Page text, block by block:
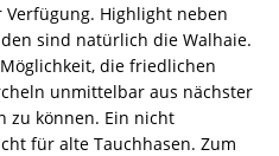
Highlight neben
sind natürlich die Walhaie.
die friedlichen
unmittelbar aus nächster
zu können. Ein nicht
für alte Tauchhasen. Zum